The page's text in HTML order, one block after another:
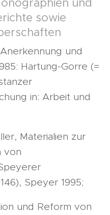
sowie
und
Hartung-Gorre (=
in: Arbeit und
Materialien zur
von
Speyer 1995;
und Reform von